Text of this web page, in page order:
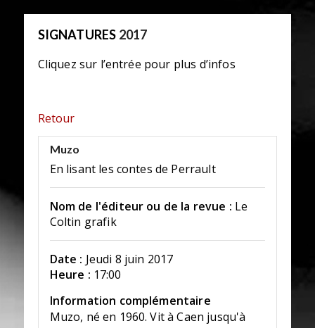
SIGNATURES 2017
Cliquez sur l’entrée pour plus d’infos
Retour
Muzo
En lisant les contes de Perrault
Nom de l'éditeur ou de la revue : Le
Coltin grafik
Date : Jeudi 8 juin 2017
Heure : 17:00
Information complémentaire
Muzo, né en 1960. Vit à Caen jusqu'à